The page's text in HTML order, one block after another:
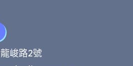
峻路2號